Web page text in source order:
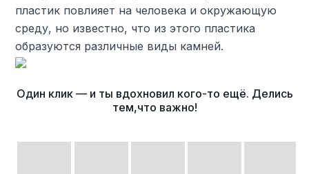
пластик повлияет на человека и окружающую
среду, но известно, что из этого пластика
образуются различные виды камней.